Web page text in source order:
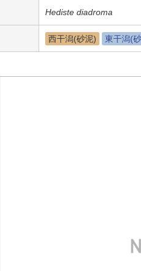
Hediste diadroma
西干潟(砂泥) 東干潟(